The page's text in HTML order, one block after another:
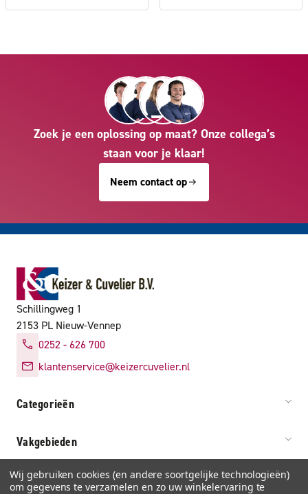
Zoek je een oplossing op maat? Onze collega’s
staan voor je klaar!
Neem contact op
Schillingweg 1
2153 PL Nieuw-Vennep
0252 - 626 700
klantenservice@keizercuvelier.nl
Categorieën
Vakgebieden
Service & info
Wij gebruiken cookies (en andere soortgelijke technologieën)
om gegevens te verzamelen en zo uw winkelervaring te